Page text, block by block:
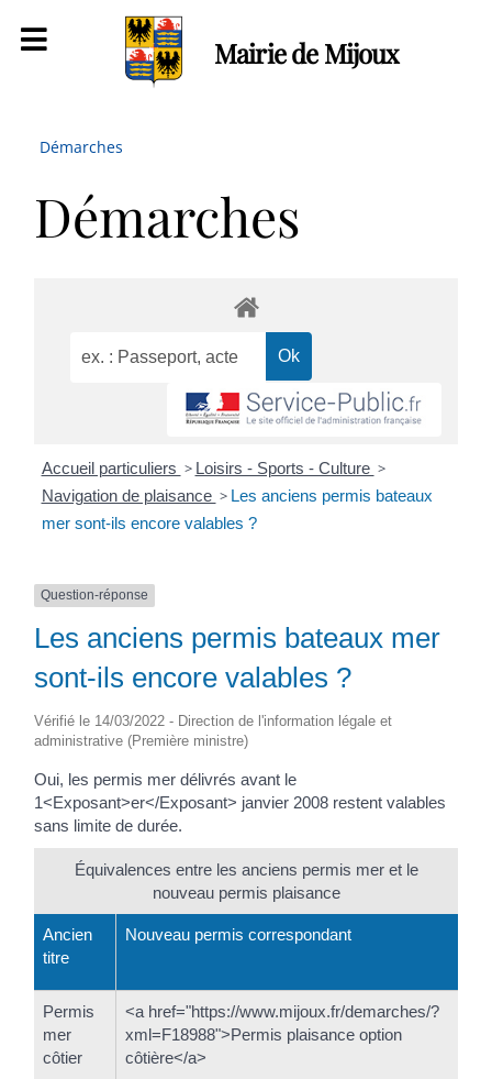
Mairie de Mijoux
Démarches
Démarches
Accueil particuliers > Loisirs - Sports - Culture >
Navigation de plaisance > Les anciens permis bateaux
mer sont-ils encore valables ?
Question-réponse
Les anciens permis bateaux mer
sont-ils encore valables ?
Vérifié le 14/03/2022 - Direction de l'information légale et
administrative (Première ministre)
Oui, les permis mer délivrés avant le
1<Exposant>er</Exposant> janvier 2008 restent valables
sans limite de durée.
Équivalences entre les anciens permis mer et le
nouveau permis plaisance
Ancien
titre
Nouveau permis correspondant
Permis
mer
côtier
<a href="https://www.mijoux.fr/demarches/?
xml=F18988">Permis plaisance option
côtière</a>